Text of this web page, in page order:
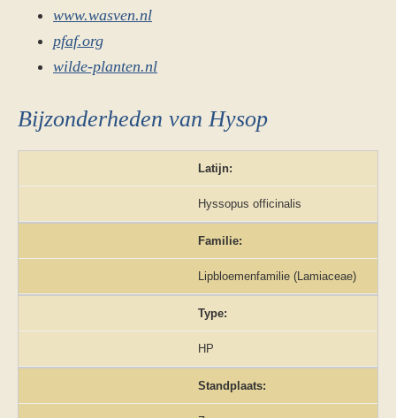
www.wasven.nl
pfaf.org
wilde-planten.nl
Bijzonderheden van Hysop
Latijn:
Hyssopus officinalis
Familie:
Lipbloemenfamilie (Lamiaceae)
Type:
HP
Standplaats: